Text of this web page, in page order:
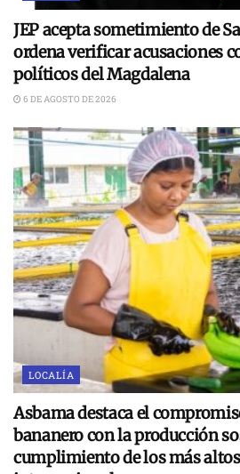
JEP acepta sometimiento de
ordena verificar acusaciones
políticos del Magdalena
6 DE AGOSTO DE 2026
LOCALÍA
Asbama destaca el
bananero con la producción
cumplimiento de los más